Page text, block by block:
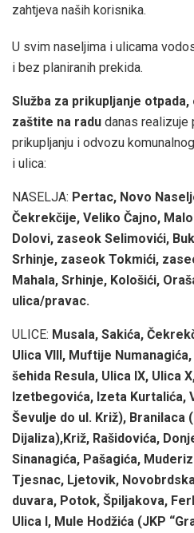
zahtjeva naših korisnika.
U svim naseljima i ulicama
i bez planiranih prekida.
Služba za prikupljanje
zaštite na radu danas realizuje
prikupljanju i odvozu
i ulica:
NASELJA: Pertac, Novo
Čekrekčije, Veliko Čajno,
Dolovi, zaseok Selimovići,
Srhinje, zaseok Tokmići,
Mahala, Srhinje, Kološići,
ulica/pravac.
ULICE: Musala, Sakića,
Ulica VIII, Muftije
šehida Resula, Ulica IX, Ulica
Izetbegovića, Izeta Kurtalića,
Ševulje do ul. Križ), Branilaca
Dijaliza),Križ, Rašidovića,
Sinanagića, Pašagića,
Tjesnac, Ljetovik,
duvara, Potok, Špiljakova,
Ulica I, Mule Hodžića (JKP